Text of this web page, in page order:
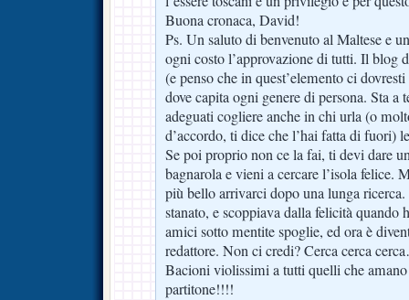
Buona cronaca, David!
Ps. Un saluto di benvenuto al Maltese e
ogni costo l’approvazione di tutti. Il blog
(e penso che in quest’elemento ci
dove capita ogni genere di persona. Sta a
adeguati cogliere anche in chi urla (o
d’accordo, ti dice che l’hai fatta di fuori)
Se poi proprio non ce la fai, ti devi dare
bagnarola e vieni a cercare l’isola felice.
più bello arrivarci dopo una lunga
stanato, e scoppiava dalla felicità quando
amici sotto mentite spoglie, ed ora è
redattore. Non ci credi? Cerca cerca
Bacioni violissimi a tutti quelli che
partitone!!!!